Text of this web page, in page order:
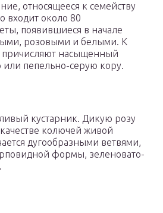
относящееся к семейству
входит около 80
появившиеся в начале
розовыми и белыми. К
причисляют насыщенный
пепельно-серую кору.
кустарник. Дикую розу
колючей живой
дугообразными ветвями,
формы, зеленовато-